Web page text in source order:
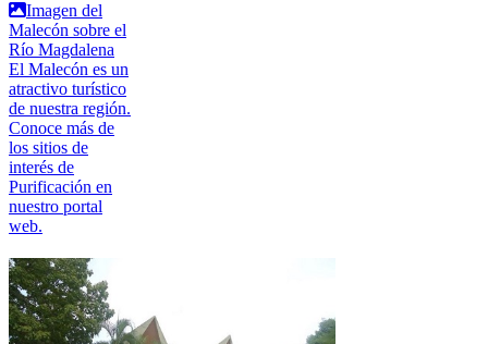
Imagen del
Malecón sobre el
Río Magdalena
El Malecón es un
atractivo turístico
de nuestra región.
Conoce más de
los sitios de
interés de
Purificación en
nuestro portal
web.